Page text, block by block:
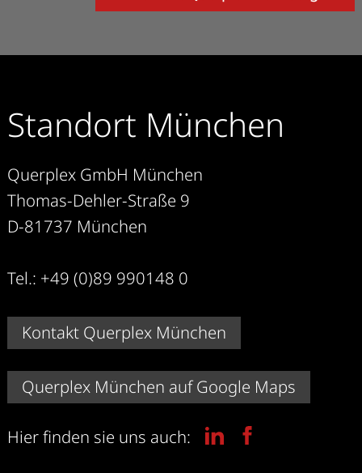
Standort München
Querplex GmbH München
Thomas-Dehler-Straße 9
D-81737 München
Tel.: +49 (0)89 990148 0
Kontakt Querplex München
Querplex München auf Google Maps
Hier finden sie uns auch: